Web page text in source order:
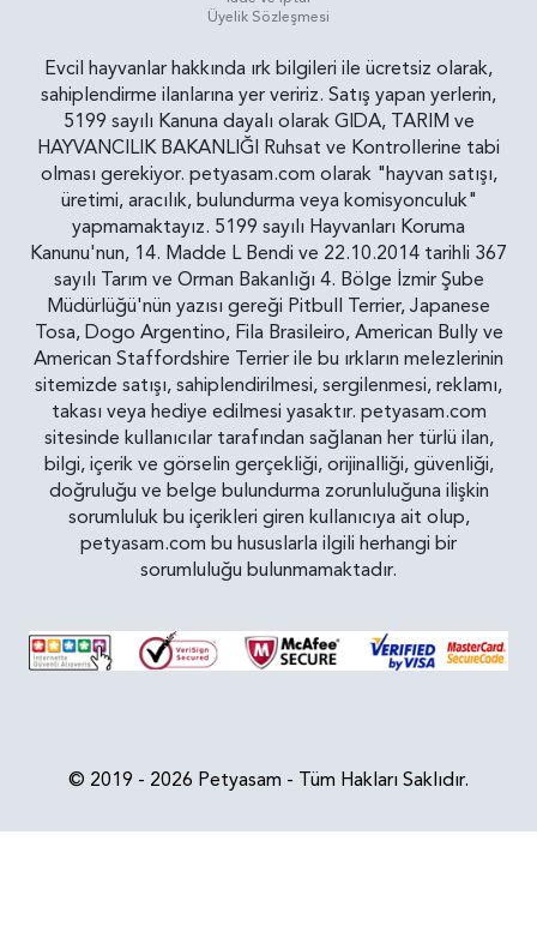
Üyelik Sözleşmesi
Evcil hayvanlar hakkında ırk bilgileri ile ücretsiz olarak,
sahiplendirme ilanlarına yer veririz. Satış yapan yerlerin,
5199 sayılı Kanuna dayalı olarak GIDA, TARIM ve
HAYVANCILIK BAKANLIĞI Ruhsat ve Kontrollerine tabi
olması gerekiyor. petyasam.com olarak "hayvan satışı,
üretimi, aracılık, bulundurma veya komisyonculuk"
yapmamaktayız. 5199 sayılı Hayvanları Koruma
Kanunu'nun, 14. Madde L Bendi ve 22.10.2014 tarihli 367
sayılı Tarım ve Orman Bakanlığı 4. Bölge İzmir Şube
Müdürlüğü'nün yazısı gereği Pitbull Terrier, Japanese
Tosa, Dogo Argentino, Fila Brasileiro, American Bully ve
American Staffordshire Terrier ile bu ırkların melezlerinin
sitemizde satışı, sahiplendirilmesi, sergilenmesi, reklamı,
takası veya hediye edilmesi yasaktır. petyasam.com
sitesinde kullanıcılar tarafından sağlanan her türlü ilan,
bilgi, içerik ve görselin gerçekliği, orijinalliği, güvenliği,
doğruluğu ve belge bulundurma zorunluluğuna ilişkin
sorumluluk bu içerikleri giren kullanıcıya ait olup,
petyasam.com bu hususlarla ilgili herhangi bir
sorumluluğu bulunmamaktadır.
© 2019 - 2026 Petyasam - Tüm Hakları Saklıdır.